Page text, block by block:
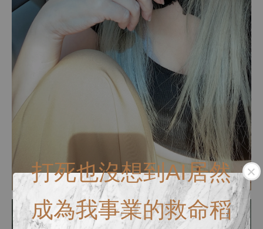
打死也沒想到AI居然
成為我事業的救命稻